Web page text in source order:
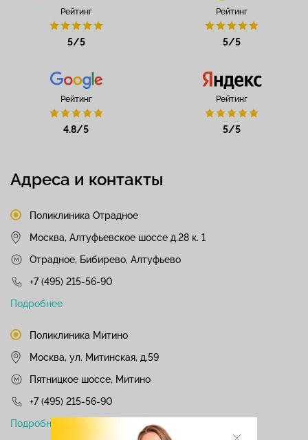
Рейтинг
5/5
Рейтинг
5/5
Рейтинг
4.8/5
Рейтинг
5/5
Адреса и контакты
Поликлиника Отрадное
Москва, Алтуфьевское шоссе д.28 к. 1
Отрадное, Бибирево, Алтуфьево
+7 (495) 215-56-90
Подробнее
Поликлиника Митино
Москва, ул. Митинская, д.59
Пятницкое шоссе, Митино
+7 (495) 215-56-90
Подробнее